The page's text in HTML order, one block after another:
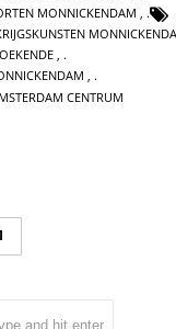
MONNICKENDAM ,
,
,
CENTRUM